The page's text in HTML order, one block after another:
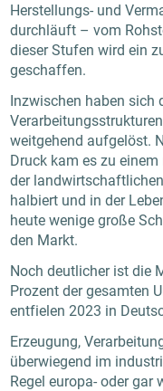
Herstellungs- und
durchläuft – vom
dieser Stufen wird ein
geschaffen.
Inzwischen haben sich
weitgehend aufgelöst.
Druck kam es zu
der
halbiert und in der
heute wenige große
den Markt.
Noch deutlicher ist die
Prozent der gesamten
entfielen 2023 in
Erzeugung,
überwiegend im
Regel europa- oder